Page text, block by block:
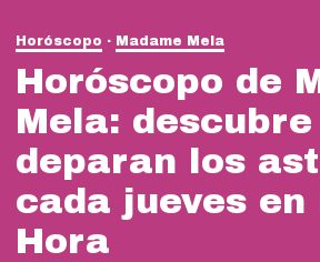
Horóscopo Madame Mela
Horóscopo de
Mela:
deparan los
cada jueves en
Hora